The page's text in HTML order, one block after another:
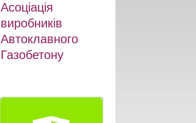
Асоціація
виробників
Автоклавного
Газобетону